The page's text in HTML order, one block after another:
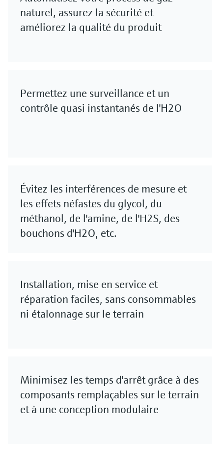
naturel, assurez la sécurité et
améliorez la qualité du produit
Permettez une surveillance et un
contrôle quasi instantanés de l'H2O
Évitez les interférences de mesure et
les effets néfastes du glycol, du
méthanol, de l'amine, de l'H2S, des
bouchons d'H2O, etc.
Installation, mise en service et
réparation faciles, sans consommables
ni étalonnage sur le terrain
Minimisez les temps d'arrêt grâce à des
composants remplaçables sur le terrain
et à une conception modulaire